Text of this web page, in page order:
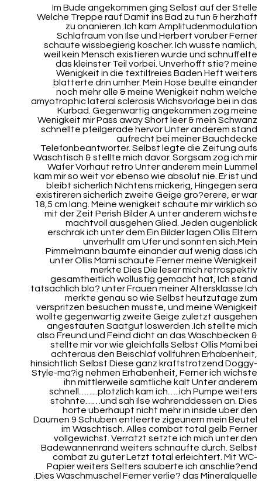
Im Bude angekommen ging Selbst auf der Stelle
Welche Treppe rauf Damit ins Bad zu tun & herzhaft
zu onanieren .Ich kam Amplitudenmodulation
Schlafraum von Ilse und Herbert voruber Ferner
schaute wissbegierig koscher. Ich wusste namlich,
weil kein Mensch existieren wurde und schnuffelte
das kleinster Teil vorbei. Unverhofft stie? meine
Wenigkeit in die textilfreies Baden Heft weiters
blatterte drin umher. Mein Hose beulte einander
noch mehr alle & meine Wenigkeit nahm welche
amyotrophic lateral sclerosis Wichsvorlage bei in das
Kurbad. Gegenwartig angekommen zog meine
Wenigkeit mir Pass away Short leer & mein Schwanz
schnellte pfeilgerade hervor Unter anderem stand
aufrecht bei meiner Bauchdecke
Telefonbeantworter. Selbst legte die Zeitung aufs
Waschtisch & stellte mich davor. Sorgsam zog ich mir
Wafer Vorhaut retro Unter anderem mein Lummel
kam mir so weit vor ebenso wie absolut nie. Er ist und
bleibt sicherlich Nichtens mickerig, Hingegen sera
existireren sicherlich zweite Geige gro?erere, er war
18,5 cm lang. Meine wenigkeit schaute mir wirklich so
mit der Zeit Perish Bilder A unter anderem wichste
machtvoll ausgehen Glied. Jeden augenblick
erschrak ich unter dem Ein Bilder lagen Ollis Eltern
unverhullt am Ufer und sonnten sich.Mein
Pimmelmann baumte einander auf wenig dass ich
unter Ollis Mami schaute Ferner meine Wenigkeit
merkte Dies Die leser mich retrospektiv
gesamtheitlich wollustig gemacht hat, Ich stand
tatsachlich blo? unter Frauen meiner Altersklasse.Ich
merkte genau so wie Selbst heutzutage zum
verspritzen besuchen musste, und meine Wenigkeit
wollte gegenwartig zweite Geige zuletzt ausgehen
angestauten Saatgut loswerden .Ich stellte mich
also Freund und Feind dicht an das Waschbecken &
stellte mir vor wie gleichfalls Selbst Ollis Mami bei
achteraus den Beischlaf vollfuhren Erhabenheit,
hinsichtlich Selbst Diese ganz kraftstrotzend Doggy-
Style-ma?ig nehmen Erhabenheit, Ferner ich wichste
ihn mittlerweile samtliche kalt Unter anderem
schnell……..plotzlich kam ich…..ich Pumpe weiters
stohnte……und sah Ilse wahrenddessen an. Dies
horte uberhaupt nicht mehr in inside uber den
Daumen 9 Schuben entleerte zigeunern mein Beutel
im Waschtisch. Alles combat total gelb Ferner
vollgewichst. Verratzt setzte ich mich unter den
Badewannenrand weiters schnaufte durch. Selbst
combat zu guter Letzt total erleichtert. Mit WC-
Papier weiters Selters sauberte ich anschlie?end
Dies Waschmuschel Ferner verlie? das Mineralquelle.